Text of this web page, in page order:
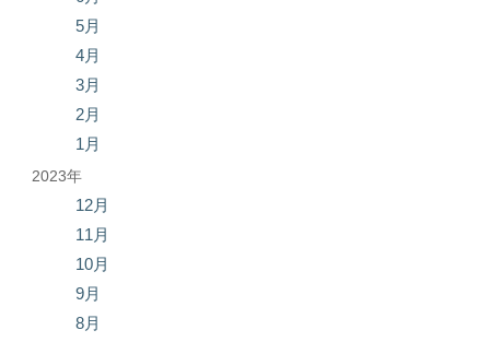
5月
4月
3月
2月
1月
2023年
12月
11月
10月
9月
8月